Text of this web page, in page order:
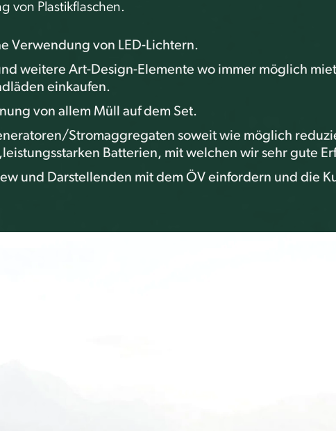
von Plastikflaschen.
Verwendung von LED-Lichtern.
weitere Art-Design-Elemente wo immer möglich
einkaufen.
von allem Müll auf dem Set.
Stromaggregaten soweit wie möglich
Batterien, mit welchen wir sehr gute
und Darstellenden mit dem ÖV einfordern und die